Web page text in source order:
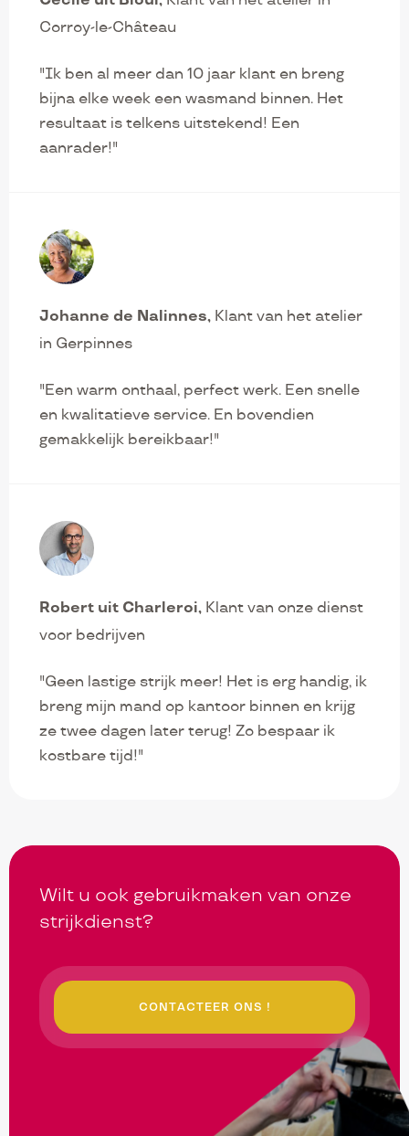
Corroy-le-Château
"Ik ben al meer dan 10 jaar klant en breng
bijna elke week een wasmand binnen. Het
resultaat is telkens uitstekend! Een
aanrader!"
Johanne de Nalinnes
Klant van het atelier
in Gerpinnes
"Een warm onthaal, perfect werk. Een snelle
en kwalitatieve service. En bovendien
gemakkelijk bereikbaar!"
Robert uit Charleroi
Klant van onze dienst
voor bedrijven
"Geen lastige strijk meer! Het is erg handig, ik
breng mijn mand op kantoor binnen en krijg
ze twee dagen later terug! Zo bespaar ik
kostbare tijd!"
Wilt u ook gebruikmaken van onze
strijkdienst?
CONTACTEER ONS !